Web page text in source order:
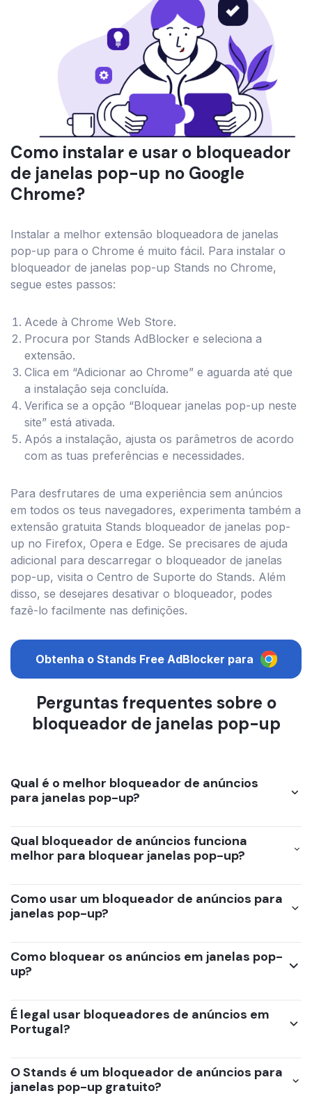
Como instalar e usar o bloqueador
de janelas pop-up no Google
Chrome?
Instalar a melhor extensão bloqueadora de janelas
pop-up para o Chrome é muito fácil. Para instalar o
bloqueador de janelas pop-up Stands no Chrome,
segue estes passos:
Acede à Chrome Web Store.
Procura por Stands AdBlocker e seleciona a
extensão.
Clica em “Adicionar ao Chrome” e aguarda até que
a instalação seja concluída.
Verifica se a opção “Bloquear janelas pop-up neste
site” está ativada.
Após a instalação, ajusta os parâmetros de acordo
com as tuas preferências e necessidades.
Para desfrutares de uma experiência sem anúncios
em todos os teus navegadores, experimenta também a
extensão gratuita Stands bloqueador de janelas pop-
up no Firefox, Opera e Edge. Se precisares de ajuda
adicional para descarregar o bloqueador de janelas
pop-up, visita o Centro de Suporte do Stands. Além
disso, se desejares desativar o bloqueador, podes
fazê-lo facilmente nas definições.
Obtenha o Stands Free AdBlocker para
Perguntas frequentes sobre o
bloqueador de janelas pop-up
Qual é o melhor bloqueador de anúncios
para janelas pop-up?
Qual bloqueador de anúncios funciona
melhor para bloquear janelas pop-up?
Como usar um bloqueador de anúncios para
janelas pop-up?
Como bloquear os anúncios em janelas pop-
up?
É legal usar bloqueadores de anúncios em
Portugal?
O Stands é um bloqueador de anúncios para
janelas pop-up gratuito?